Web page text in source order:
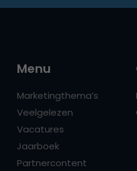
Menu
Marketingthema’s
Veelgelezen
Vacatures
Jaarboek
Partnercontent